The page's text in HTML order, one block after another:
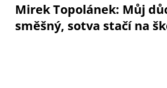
Mirek Topolánek: Můj
směšný, sotva stačí na